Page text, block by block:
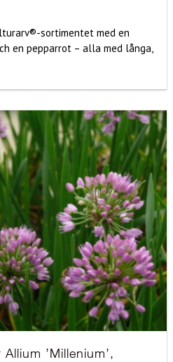
sortimentet med en
en pepparrot – alla med långa,
’Millenium’,